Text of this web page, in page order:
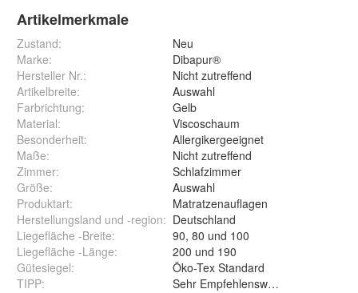
Artikelmerkmale
Zustand:
Neu
Marke:
Dibapur®
Hersteller Nr.:
Nicht zutreffend
Artikelbreite:
Auswahl
Farbrichtung:
Gelb
Material:
Viscoschaum
Besonderheit:
Allergikergeeignet
Maße:
Nicht zutreffend
Zimmer:
Schlafzimmer
Größe:
Auswahl
Produktart:
Matratzenauflagen
Herstellungsland und -region: Deutschland
Liegefläche -Breite:
90, 80 und 100
Liegefläche -Länge:
200 und 190
Gütesiegel:
Öko-Tex Standard
TIPP: Sehr Empfehlenswertes Produkt!